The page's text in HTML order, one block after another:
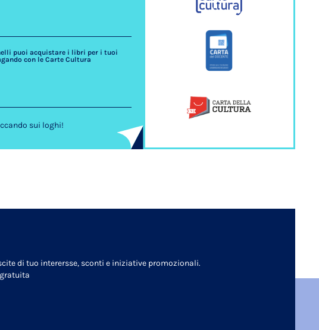
puoi acquistare i libri per i tuoi
con le Carte Cultura
sui loghi!
di tuo interersse, sconti e iniziative promozionali.